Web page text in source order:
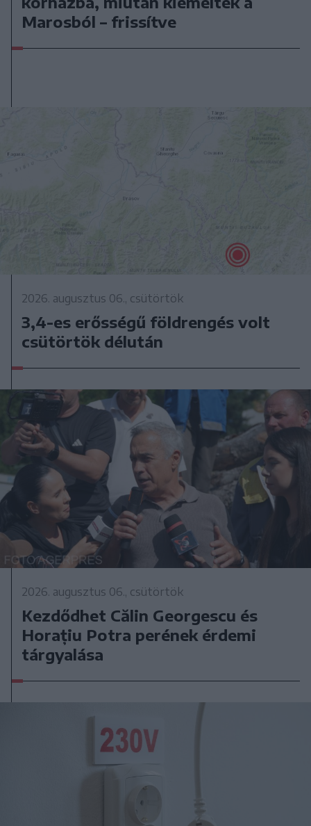
Marosból – frissítve
2026. augusztus 06., csütörtök
3,4-es erősségű földrengés volt
csütörtök délután
2026. augusztus 06., csütörtök
Kezdődhet Călin Georgescu és
Horațiu Potra perének érdemi
tárgyalása